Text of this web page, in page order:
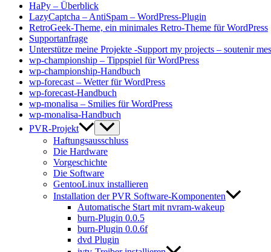
HaPy – Überblick
LazyCaptcha – AntiSpam – WordPress-Plugin
RetroGeek-Theme, ein minimales Retro-Theme für WordPress
Supportanfrage
Unterstütze meine Projekte -Support my projects – soutenir
wp-championship – Tippspiel für WordPress
wp-championship-Handbuch
wp-forecast – Wetter für WordPress
wp-forecast-Handbuch
wp-monalisa – Smilies für WordPress
wp-monalisa-Handbuch
PVR-Projekt
Haftungsausschluss
Die Hardware
Vorgeschichte
Die Software
GentooLinux installieren
Installation der PVR Software-Komponenten
Automatische Start mit nvram-wakeup
burn-Plugin 0.0.5
burn-Plugin 0.0.6f
dvd Plugin